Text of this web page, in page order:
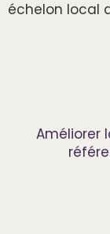
échelon local
Améliorer